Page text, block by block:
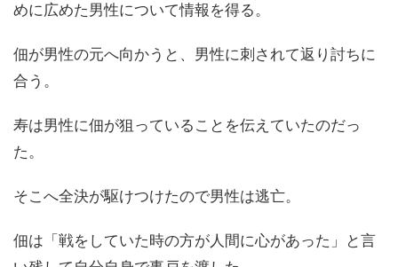
めに広めた男性について情報を得る。
佃が男性の元へ向かうと、男性に刺されて返り討ちに
合う。
寿は男性に佃が狙っていることを伝えていたのだっ
た。
そこへ全決が駆けつけたので男性は逃亡。
佃は「戦をしていた時の方が人間に心があった」と言